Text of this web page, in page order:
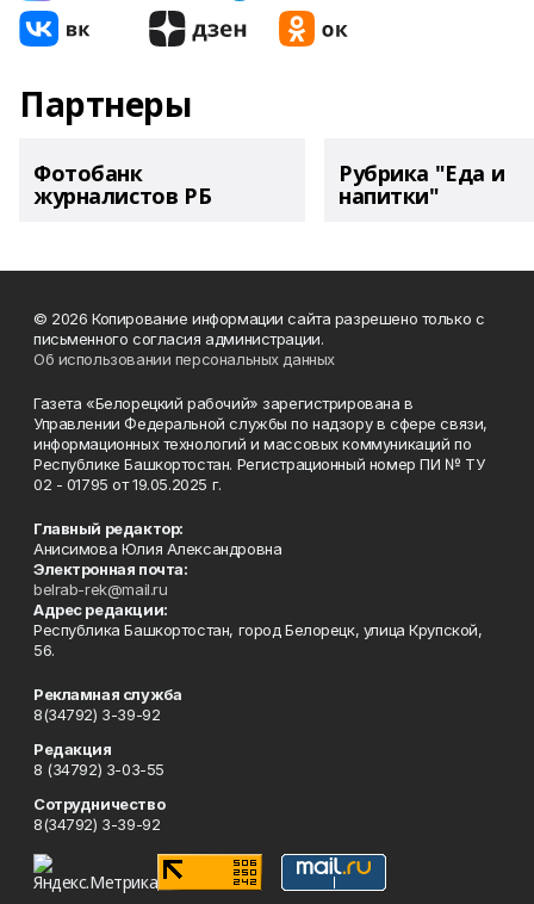
Партнеры
Фотобанк
журналистов РБ
Рубрика "Еда и
напитки"
© 2026 Копирование информации сайта разрешено только с
письменного согласия администрации.
Об использовании персональных данных
Газета «Белорецкий рабочий» зарегистрирована в
Управлении Федеральной службы по надзору в сфере связи,
информационных технологий и массовых коммуникаций по
Республике Башкортостан. Регистрационный номер ПИ № ТУ
02 - 01795 от 19.05.2025 г.
Главный редактор:
Анисимова Юлия Александровна
Электронная почта:
belrab-rek@mail.ru
Адрес редакции:
Республика Башкортостан, город Белорецк, улица Крупской,
56.
Рекламная служба
8(34792) 3-39-92
Редакция
8 (34792) 3-03-55
Сотрудничество
8(34792) 3-39-92